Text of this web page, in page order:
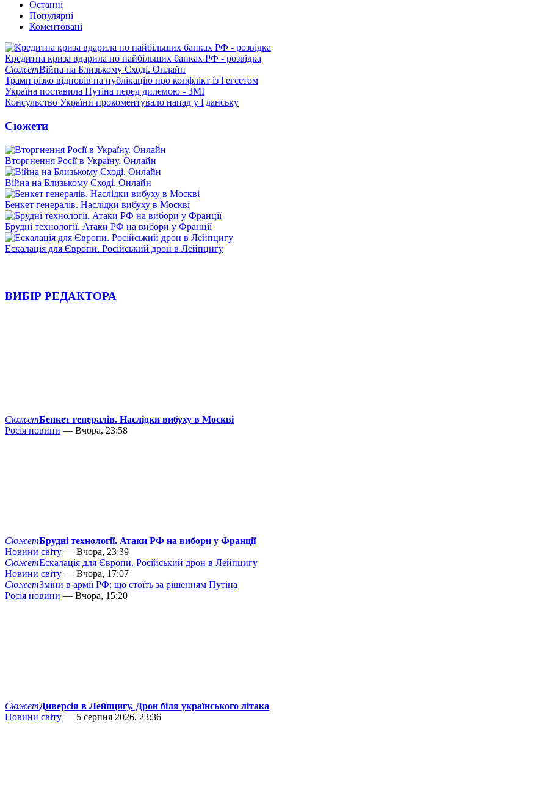
Останні
Популярні
Коментовані
Кредитна криза вдарила по найбільших банках РФ - розвідка
СюжетВійна на Близькому Сході. Онлайн
Трамп різко відповів на публікацію про конфлікт із Гегсетом
Україна поставила Путіна перед дилемою - ЗМІ
Консульство України прокоментувало напад у Гданську
Сюжети
Вторгнення Росії в Україну. Онлайн
Війна на Близькому Сході. Онлайн
Бенкет генералів. Наслідки вибуху в Москві
Брудні технології. Атаки РФ на вибори у Франції
Ескалація для Європи. Російський дрон в Лейпцигу
ВИБІР РЕДАКТОРА
СюжетБенкет генералів. Наслідки вибуху в Москві
Росія новини — Вчора, 23:58
СюжетБрудні технології. Атаки РФ на вибори у Франції
Новини світу — Вчора, 23:39
СюжетЕскалація для Європи. Російський дрон в Лейпцигу
Новини світу — Вчора, 17:07
СюжетЗміни в армії РФ: що стоїть за рішенням Путіна
Росія новини — Вчора, 15:20
СюжетДиверсія в Лейпцигу. Дрон біля українського літака
Новини світу — 5 серпня 2026, 23:36